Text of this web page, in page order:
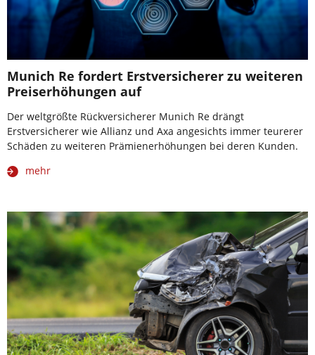
Munich Re fordert Erstversicherer zu weiteren
Preiserhöhungen auf
Der weltgrößte Rückversicherer Munich Re drängt
Erstversicherer wie Allianz und Axa angesichts immer teurerer
Schäden zu weiteren Prämienerhöhungen bei deren Kunden.
mehr